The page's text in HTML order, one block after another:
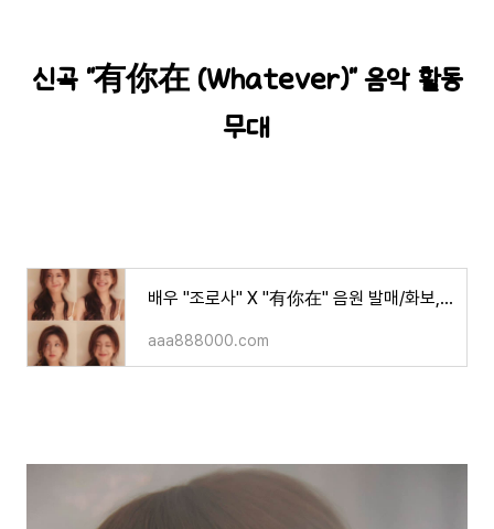
신곡 "有你在 (Whatever)" 음악 활동
무대
배우 "조로사" X "有你在" 음원 발매/화보,노래
aaa888000.com